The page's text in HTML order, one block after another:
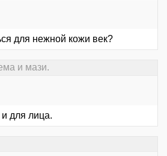
для нежной кожи век?
и мази.
для лица.